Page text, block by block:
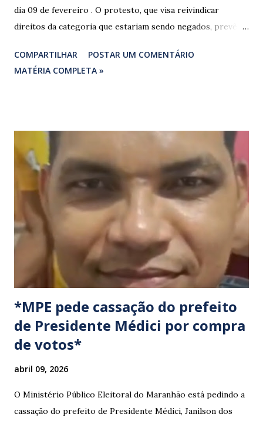
dia 09 de fevereiro . O protesto, que visa reivindicar
direitos da categoria que estariam sendo negados, prevê o
federais que cortam o estado. ​As interdições estão
programadas para começar às 07:00 da manhã e, segundo
manifestação busca chamar a atenção das autoridades para
a pauta da pesca artesanal maranhense, exigindo o
cumprimento de garantias e assistência aos trabalhadores
do setor. Motoristas que planejam trafegar por essas
regiões na data devem estar atentos a possíveis
congestionamentos e atrasos.
COMPARTILHAR
POSTAR UM COMENTÁRIO
MATÉRIA COMPLETA »
*MPE pede cassação do prefeito
de Presidente Médici por compra
de votos*
abril 09, 2026
O Ministério Público Eleitoral do Maranhão está pedindo a
cassação do prefeito de Presidente Médici, Janilson dos